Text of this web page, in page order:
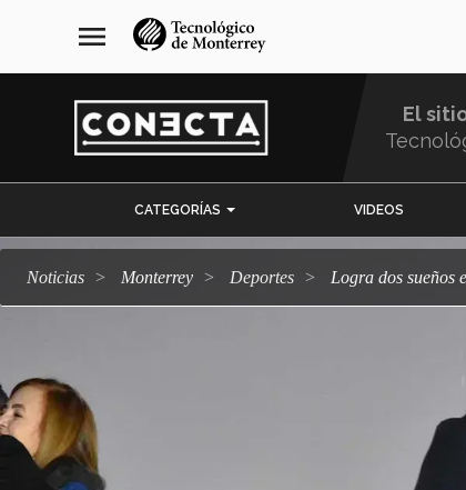
navegación
principal
menu
El
CATEGORÍAS VIDEOS
Noticias Monterrey deportes Logra dos